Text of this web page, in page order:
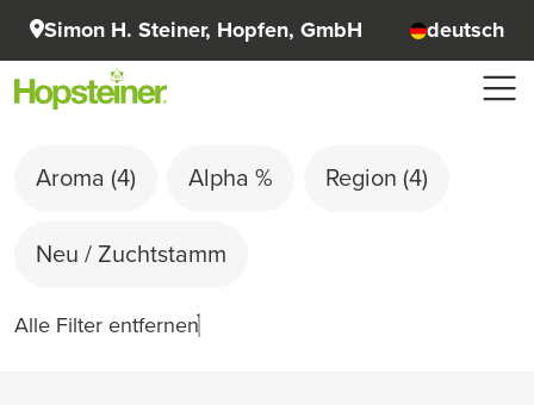
Simon H. Steiner, Hopfen, GmbH deutsch
Aroma (4) Alpha % Region (4)
Neu / Zuchtstamm
Alle Filter entfernen